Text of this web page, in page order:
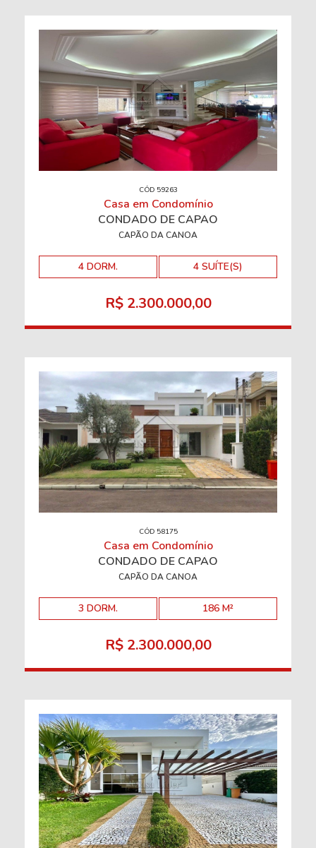
CÓD 59263
Casa em Condomínio
CONDADO DE CAPÃO
CAPÃO DA CANOA
4 DORM. 4 SUÍTE(S)
R$ 2.300.000,00
CÓD 58175
Casa em Condomínio
CONDADO DE CAPÃO
CAPÃO DA CANOA
3 DORM. 186 M²
R$ 2.300.000,00